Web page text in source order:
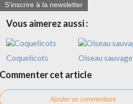
S'inscrire à la newsletter
Vous aimerez aussi :
Coquelicots Oiseau sauvage
Commenter cet article
Ajouter un commentaire